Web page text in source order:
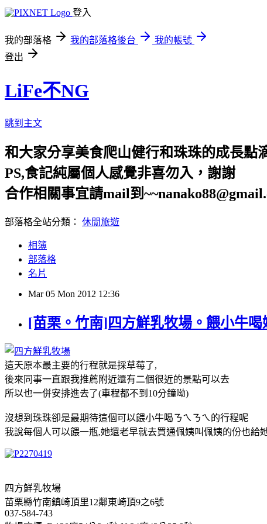
登入
我的部落格 我的部落格後台
我的帳號
登出
LiFe不NG
跳到主文
和大家分享美食爬山健行和珠珠的成長
PS,食記純屬個人感覺非喜勿入，謝謝
合作相關事宜請mail到
部落格全站分類： 休閒旅遊
相簿
部落格
名片
Mar 05 Mon 2012 12:36
[苗栗。竹南]四方鮮乳牧場。餵小牛喝
這天原本最主要的行程就是採草莓了,
後來同事一直跟我推薦附近還有二個很近的景點可以去
所以也一併安排進去了(車程都不到10分鐘呦)
沒想到珠珠卻是最期待這個可以餵小牛喝ㄋㄟㄋㄟ的行程呢
我說每個人可以餵一瓶,她還老早就去買通佩姨叫佩姨的份也給
四方鮮乳牧場
苗栗縣竹南鎮崎頂里12鄰東崎頂9之6號
037-584-743